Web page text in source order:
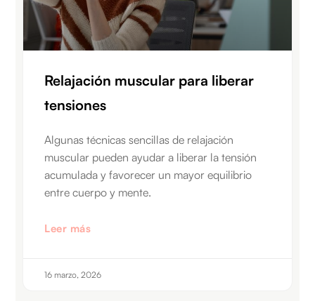
Relajación muscular para liberar
tensiones
Algunas técnicas sencillas de relajación
muscular pueden ayudar a liberar la tensión
acumulada y favorecer un mayor equilibrio
entre cuerpo y mente.
Leer más
16 marzo, 2026